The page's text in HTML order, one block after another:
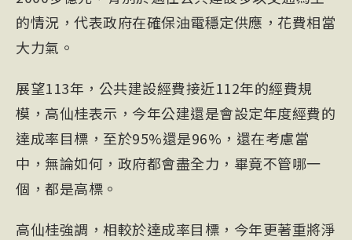
的情況，代表政府在確保油電穩定供應，花費相當
大力氣。
展望113年，公共建設經費接近112年的經費規
模，高仙桂表示，今年公建還是會設定年度經費的
達成率目標，至於95%還是96%，還在考慮當
中，無論如何，政府都會盡全力，畢竟不管哪一
個，都是高標。
高仙桂強調，相較於達成率目標，今年更著重將淨